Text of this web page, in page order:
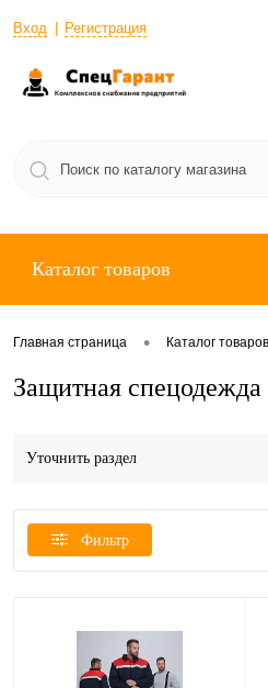
Вход Регистрация
Каталог товаров
Главная страница • Каталог товаров
Защитная спецодежда
Уточнить раздел
Фильтр